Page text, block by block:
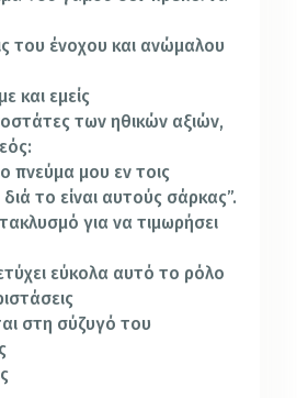
του ένοχου και ανώμαλου
και εμείς
των ηθικών αξιών,
πνεύμα μου εν τοις
το είναι αυτούς σάρκας”.
για να τιμωρήσει
εύκολα αυτό το ρόλο
στη σύζυγό του